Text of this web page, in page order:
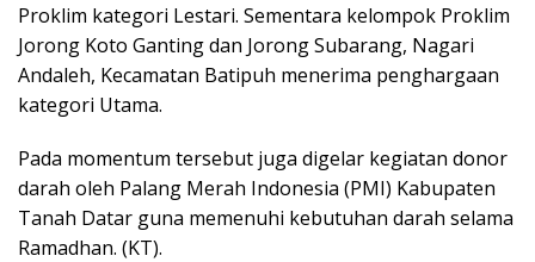
Proklim kategori Lestari. Sementara kelompok Proklim
Jorong Koto Ganting dan Jorong Subarang, Nagari
Andaleh, Kecamatan Batipuh menerima penghargaan
kategori Utama.
Pada momentum tersebut juga digelar kegiatan donor
darah oleh Palang Merah Indonesia (PMI) Kabupaten
Tanah Datar guna memenuhi kebutuhan darah selama
Ramadhan. (KT).